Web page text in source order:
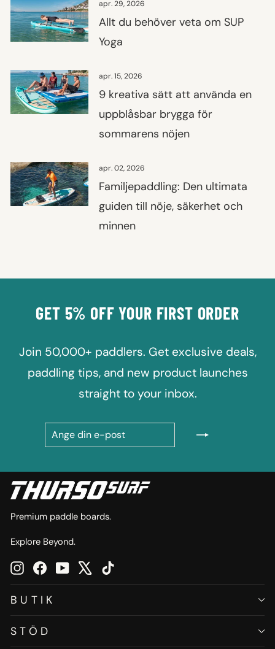
apr. 29, 2026
Allt du behöver veta om SUP
Yoga
apr. 15, 2026
9 kreativa sätt att använda en
uppblåsbar brygga för
sommarens nöjen
apr. 02, 2026
Familjepaddling: Den ultimata
guiden till nöje, säkerhet och
minnen
GET 5% OFF YOUR FIRST ORDER
Join 50,000+ paddlers. Get exclusive deals,
paddling tips, and new product launches
straight to your inbox.
Premium paddle boards.
Explore Beyond.
InstagramFacebookYouTube
BUTIK
STÖD